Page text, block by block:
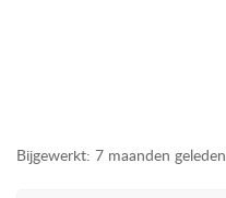
Bijgewerkt: 7 maanden geleden